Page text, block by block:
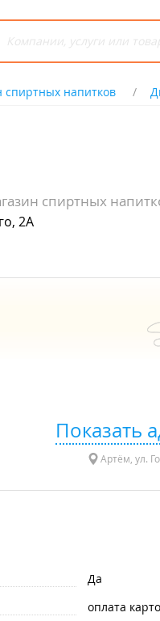
спиртных напитков
спиртных
2А
Показать
Артём, ул.
Да
оплата